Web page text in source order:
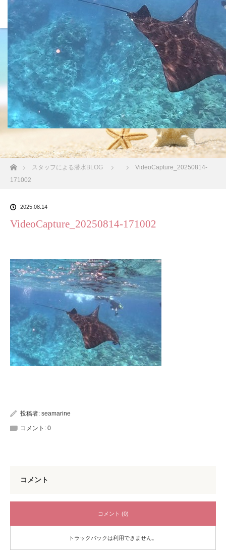
沖縄の海 BLOG
ホームスタッフによる潜水BLOG
VideoCapture_20250814-
171002
2025.08.14
VideoCapture_20250814-171002
投稿者: seamarine
コメント: 0
コメント
コメント (0)
トラックバックは利用できません。